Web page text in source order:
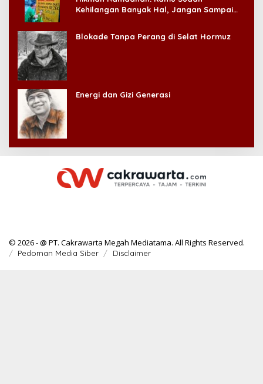
Kehilangan Banyak Hal, Jangan Sampai
Blokade Tanpa Perang di Selat Hormuz
Energi dan Gizi Generasi
© 2026 - @ PT. Cakrawarta Megah Mediatama. All Rights Reserved.
Pedoman Media Siber Disclaimer